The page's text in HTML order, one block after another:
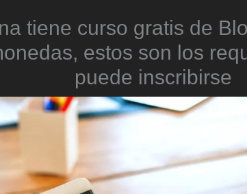
tiene curso gratis de
estos son los
puede inscribirse